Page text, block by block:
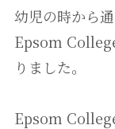
幼児の時から
Epsom
りました。
Epsom